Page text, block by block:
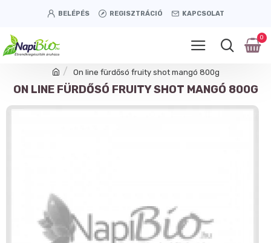
BELÉPÉS REGISZTRÁCIÓ KAPCSOLAT
0
On line fürdősó fruity shot mangó 800g
ON LINE FÜRDŐSÓ FRUITY SHOT MANGÓ 800G